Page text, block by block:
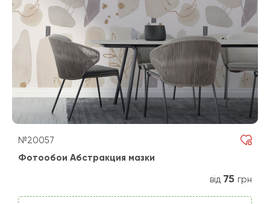
№20057
Фотообои Абстракция мазки
від 75 грн